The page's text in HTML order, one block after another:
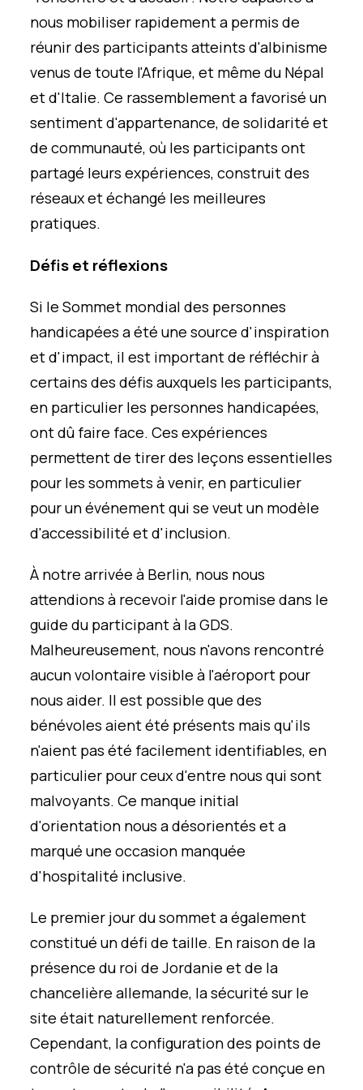
nous mobiliser rapidement a permis de
réunir des participants atteints d'albinisme
venus de toute l'Afrique, et même du Népal
et d'Italie. Ce rassemblement a favorisé un
sentiment d'appartenance, de solidarité et
de communauté, où les participants ont
partagé leurs expériences, construit des
réseaux et échangé les meilleures
pratiques.
Défis et réflexions
Si le Sommet mondial des personnes
handicapées a été une source d'inspiration
et d'impact, il est important de réfléchir à
certains des défis auxquels les participants,
en particulier les personnes handicapées,
ont dû faire face. Ces expériences
permettent de tirer des leçons essentielles
pour les sommets à venir, en particulier
pour un événement qui se veut un modèle
d'accessibilité et d'inclusion.
À notre arrivée à Berlin, nous nous
attendions à recevoir l'aide promise dans le
guide du participant à la GDS.
Malheureusement, nous n'avons rencontré
aucun volontaire visible à l'aéroport pour
nous aider. Il est possible que des
bénévoles aient été présents mais qu'ils
n'aient pas été facilement identifiables, en
particulier pour ceux d'entre nous qui sont
malvoyants. Ce manque initial
d'orientation nous a désorientés et a
marqué une occasion manquée
d'hospitalité inclusive.
Le premier jour du sommet a également
constitué un défi de taille. En raison de la
présence du roi de Jordanie et de la
chancelière allemande, la sécurité sur le
site était naturellement renforcée.
Cependant, la configuration des points de
contrôle de sécurité n'a pas été conçue en